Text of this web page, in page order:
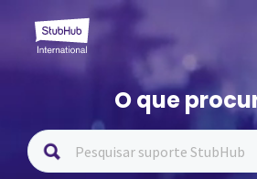
O que